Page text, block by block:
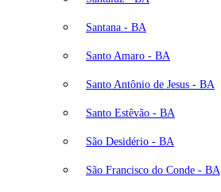
Santana - BA
Santo Amaro - BA
Santo Antônio de Jesus - BA
Santo Estêvão - BA
São Desidério - BA
São Francisco do Conde - BA